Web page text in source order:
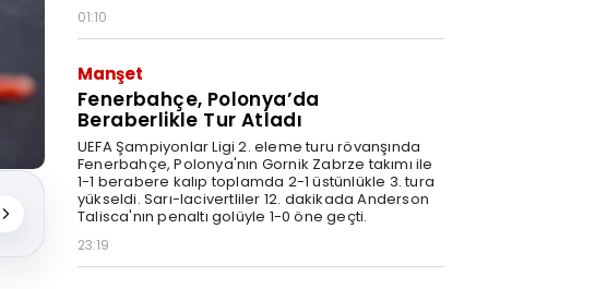
01:10
Manşet
Fenerbahçe, Polonya’da
Beraberlikle Tur Atladı
UEFA Şampiyonlar Ligi 2. eleme turu rövanşında
Fenerbahçe, Polonya'nın Gornik Zabrze takımı ile
1-1 berabere kalıp toplamda 2-1 üstünlükle 3. tura
yükseldi. Sarı-lacivertliler 12. dakikada Anderson
Talisca'nın penaltı golüyle 1-0 öne geçti.
23:19